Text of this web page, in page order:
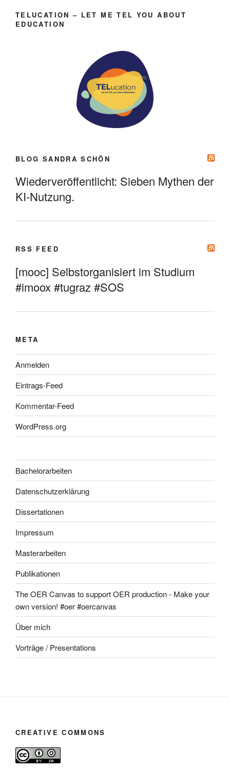
TELUCATION – LET ME TEL YOU ABOUT
EDUCATION
BLOG SANDRA SCHÖN
Wiederveröffentlicht: Sieben Mythen der
KI-Nutzung.
RSS FEED
[mooc] Selbstorganisiert im Studium
#imoox #tugraz #SOS
META
Anmelden
Eintrags-Feed
Kommentar-Feed
WordPress.org
Bachelorarbeiten
Datenschutzerklärung
Dissertationen
Impressum
Masterarbeiten
Publikationen
The OER Canvas to support OER production - Make your
own version! #oer #oercanvas
Über mich
Vorträge / Presentations
CREATIVE COMMONS